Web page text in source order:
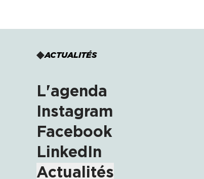
ACTUALITÉS
L'agenda
Instagram
Facebook
LinkedIn
Actualités